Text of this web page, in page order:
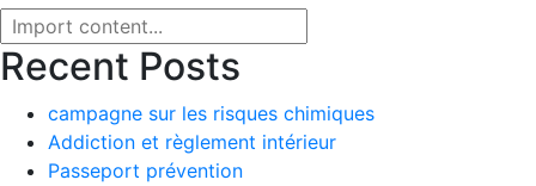
Recent Posts
campagne sur les risques chimiques
Addiction et règlement intérieur
Passeport prévention